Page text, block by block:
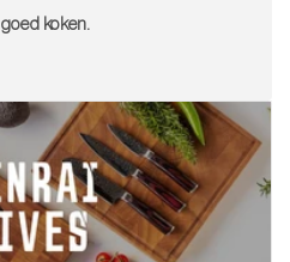
een slijpsteen voor regelmatig
op een magneetstrip of in
houten of kunststof snijplank om
koken.